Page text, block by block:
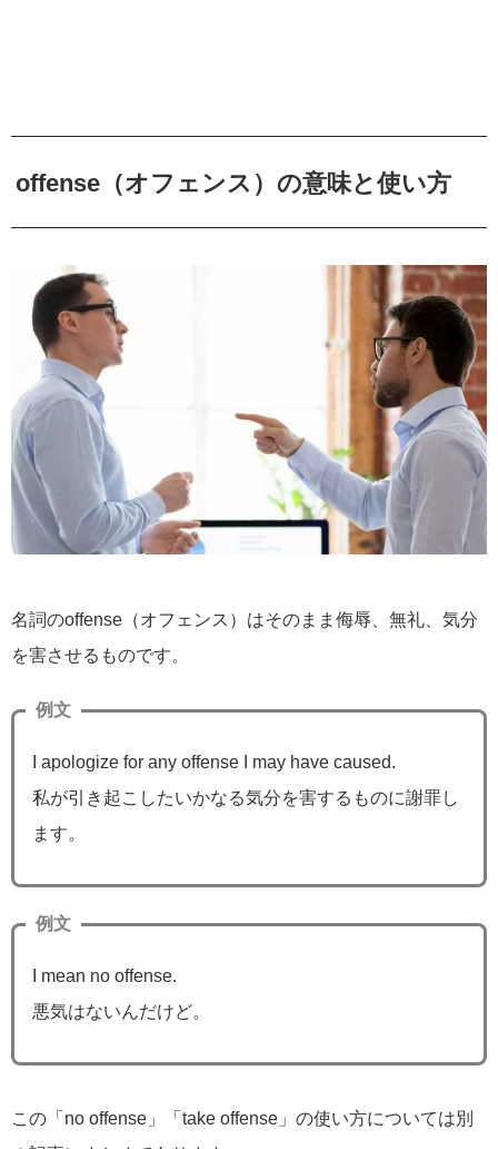
offense（オフェンス）の意味と使い方
名詞のoffense（オフェンス）はそのまま侮辱、無礼、気分
を害させるものです。
例文
I apologize for any offense I may have caused.
私が引き起こしたいかなる気分を害するものに謝罪し
ます。
例文
I mean no offense.
悪気はないんだけど。
この「no offense」「take offense」の使い方については別